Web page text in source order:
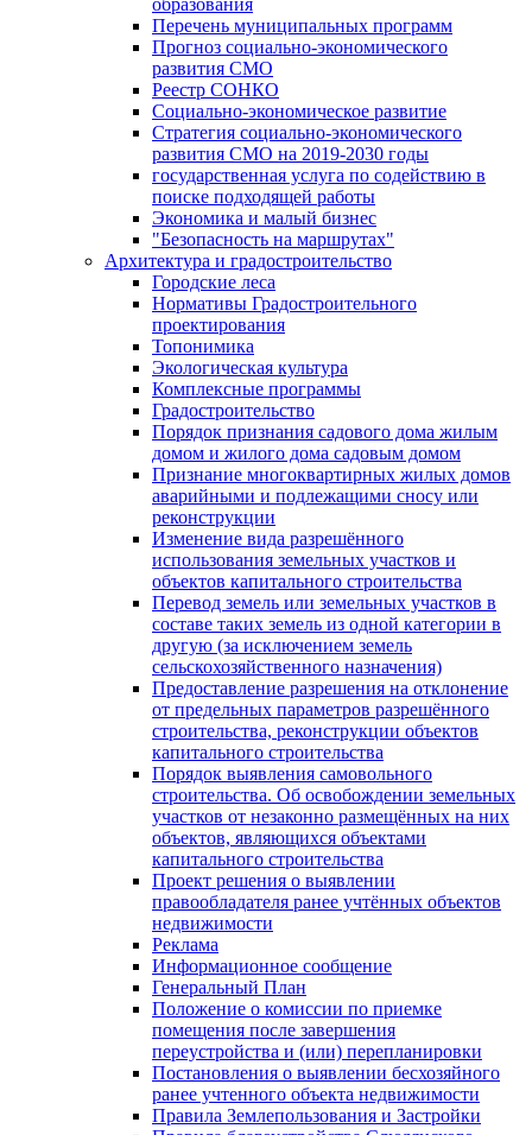
образования
Перечень муниципальных программ
Прогноз социально-экономического
развития СМО
Реестр СОНКО
Социально-экономическое развитие
Стратегия социально-экономического
развития СМО на 2019-2030 годы
государственная услуга по содействию в
поиске подходящей работы
Экономика и малый бизнес
"Безопасность на маршрутах"
Архитектура и градостроительство
Городские леса
Нормативы Градостроительного
проектирования
Топонимика
Экологическая культура
Комплексные программы
Градостроительство
Порядок признания садового дома жилым
домом и жилого дома садовым домом
Признание многоквартирных жилых домов
аварийными и подлежащими сносу или
реконструкции
Изменение вида разрешённого
использования земельных участков и
объектов капитального строительства
Перевод земель или земельных участков в
составе таких земель из одной категории в
другую (за исключением земель
сельскохозяйственного назначения)
Предоставление разрешения на отклонение
от предельных параметров разрешённого
строительства, реконструкции объектов
капитального строительства
Порядок выявления самовольного
строительства. Об освобождении земельных
участков от незаконно размещённых на них
объектов, являющихся объектами
капитального строительства
Проект решения о выявлении
правообладателя ранее учтённых объектов
недвижимости
Реклама
Информационное сообщение
Генеральный План
Положение о комиссии по приемке
помещения после завершения
переустройства и (или) перепланировки
Постановления о выявлении бесхозяйного
ранее учтенного объекта недвижимости
Правила Землепользования и Застройки